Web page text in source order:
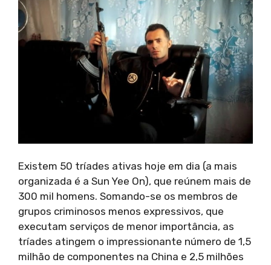
Existem 50 tríades ativas hoje em dia (a mais
organizada é a Sun Yee On), que reúnem mais de
300 mil homens. Somando-se os membros de
grupos criminosos menos expressivos, que
executam serviços de menor importância, as
tríades atingem o impressionante número de 1,5
milhão de componentes na China e 2,5 milhões